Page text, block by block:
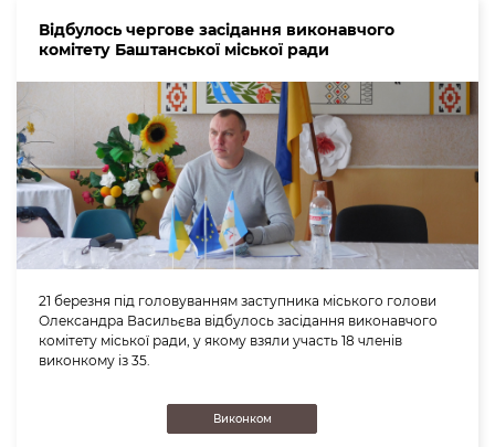
Відбулось чергове засідання виконавчого
комітету Баштанської міської ради
21 березня під головуванням заступника міського голови
Олександра Васильєва відбулось засідання виконавчого
комітету міської ради, у якому взяли участь 18 членів
виконкому із 35.
Виконком